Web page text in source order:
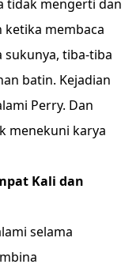
tidak mengerti dan
ketika membaca
sukunya, tiba-tiba
batin. Kejadian
Perry. Dan
menekuni karya
Kali dan
selama